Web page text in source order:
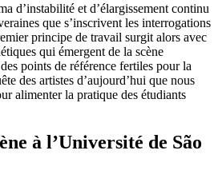
d’instabilité et d’élargissement continu
que s’inscrivent les interrogations
principe de travail surgit alors avec
qui émergent de la scène
points de référence fertiles pour la
des artistes d’aujourd’hui que nous
alimenter la pratique des étudiants
à l’Université de São